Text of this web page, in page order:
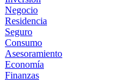
Negocio
Residencia
Seguro
Consumo
Asesoramiento
Economía
Finanzas